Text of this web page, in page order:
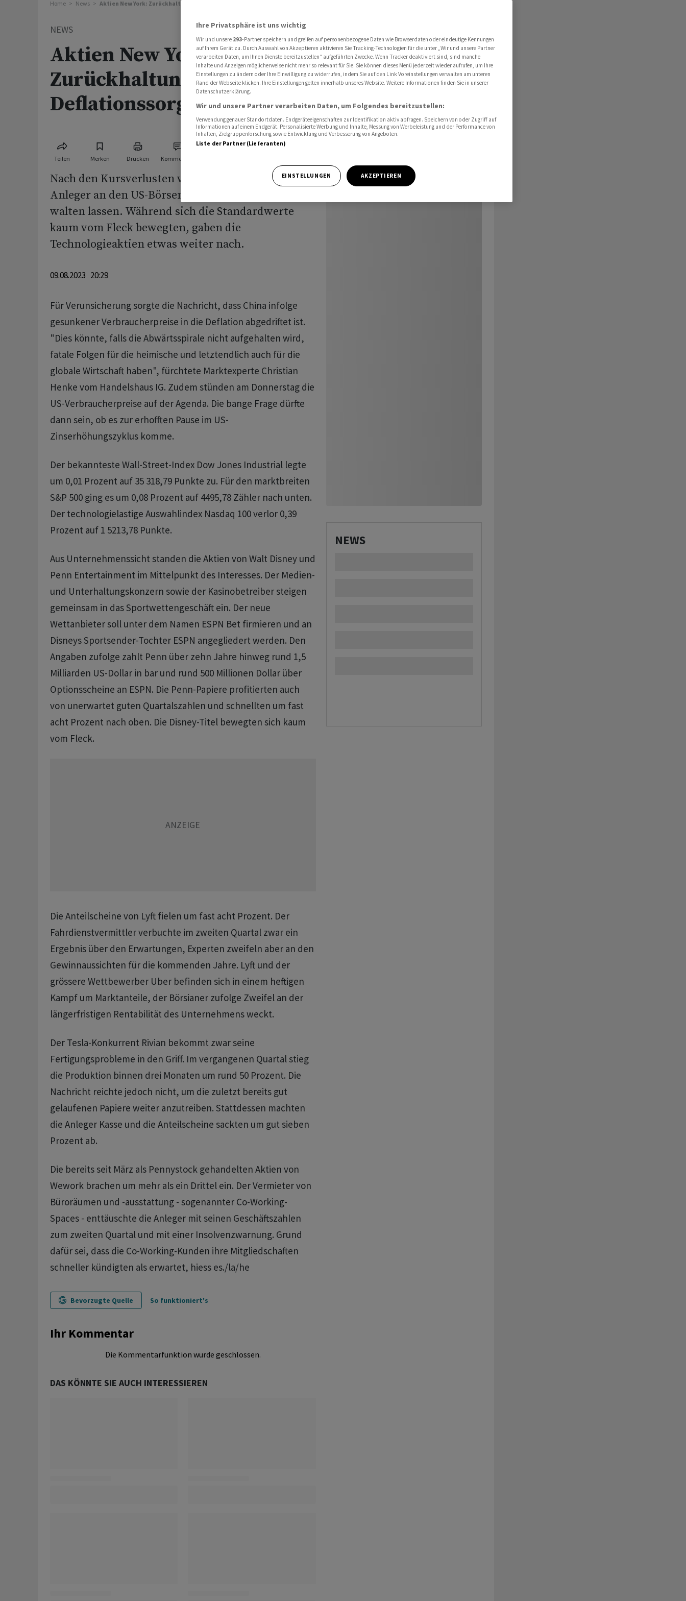
Home News Aktien New York: Zurückhaltung wegen Deflationssorgen in China
NEWS
Aktien New York:
Zurückhaltung wegen
Deflationssorgen in China
Teilen Merken Drucken Kommentare
Nach den Kursverlusten vom Vortag haben die
Anleger an den US-Börsen am Mittwoch Vorsicht
walten lassen. Während sich die Standardwerte
kaum vom Fleck bewegten, gaben die
Technologieaktien etwas weiter nach.
09.08.2023 20:29
Für Verunsicherung sorgte die Nachricht, dass China infolge
gesunkener Verbraucherpreise in die Deflation abgedriftet ist.
"Dies könnte, falls die Abwärtsspirale nicht aufgehalten wird,
fatale Folgen für die heimische und letztendlich auch für die
globale Wirtschaft haben", fürchtete Marktexperte Christian
Henke vom Handelshaus IG. Zudem stünden am Donnerstag die
US-Verbraucherpreise auf der Agenda. Die bange Frage dürfte
dann sein, ob es zur erhofften Pause im US-
Zinserhöhungszyklus komme.
Der bekannteste Wall-Street-Index Dow Jones Industrial legte
um 0,01 Prozent auf 35 318,79 Punkte zu. Für den marktbreiten
S&P 500 ging es um 0,08 Prozent auf 4495,78 Zähler nach unten.
Der technologielastige Auswahlindex Nasdaq 100 verlor 0,39
Prozent auf 1 5213,78 Punkte.
Aus Unternehmenssicht standen die Aktien von Walt Disney und
Penn Entertainment im Mittelpunkt des Interesses. Der Medien-
und Unterhaltungskonzern sowie der Kasinobetreiber steigen
gemeinsam in das Sportwettengeschäft ein. Der neue
Wettanbieter soll unter dem Namen ESPN Bet firmieren und an
Disneys Sportsender-Tochter ESPN angegliedert werden. Den
Angaben zufolge zahlt Penn über zehn Jahre hinweg rund 1,5
Milliarden US-Dollar in bar und rund 500 Millionen Dollar über
Optionsscheine an ESPN. Die Penn-Papiere profitierten auch
von unerwartet guten Quartalszahlen und schnellten um fast
acht Prozent nach oben. Die Disney-Titel bewegten sich kaum
vom Fleck.
Die Anteilscheine von Lyft fielen um fast acht Prozent. Der
Fahrdienstvermittler verbuchte im zweiten Quartal zwar ein
Ergebnis über den Erwartungen, Experten zweifeln aber an den
Gewinnaussichten für die kommenden Jahre. Lyft und der
grössere Wettbewerber Uber befinden sich in einem heftigen
Kampf um Marktanteile, der Börsianer zufolge Zweifel an der
längerfristigen Rentabilität des Unternehmens weckt.
Der Tesla-Konkurrent Rivian bekommt zwar seine
Fertigungsprobleme in den Griff. Im vergangenen Quartal stieg
die Produktion binnen drei Monaten um rund 50 Prozent. Die
Nachricht reichte jedoch nicht, um die zuletzt bereits gut
gelaufenen Papiere weiter anzutreiben. Stattdessen machten
die Anleger Kasse und die Anteilscheine sackten um gut sieben
Prozent ab.
Die bereits seit März als Pennystock gehandelten Aktien von
Wework brachen um mehr als ein Drittel ein. Der Vermieter von
Büroräumen und -ausstattung - sogenannter Co-Working-
Spaces - enttäuschte die Anleger mit seinen Geschäftszahlen
zum zweiten Quartal und mit einer Insolvenzwarnung. Grund
dafür sei, dass die Co-Working-Kunden ihre Mitgliedschaften
schneller kündigten als erwartet, hiess es./la/he
Bevorzugte Quelle So funktioniert's
Ihr Kommentar
Die Kommentarfunktion wurde geschlossen.
DAS KÖNNTE SIE AUCH INTERESSIEREN
NEWS
Ihre Privatsphäre ist uns wichtig
Wir und unsere 293-Partner speichern und greifen auf personenbezogene Daten wie Browserdaten oder eindeutige Kennungen
auf Ihrem Gerät zu. Durch Auswahl von Akzeptieren aktivieren Sie Tracking-Technologien für die unter „Wir und unsere Partner
verarbeiten Daten, um Ihnen Dienste bereitzustellen“ aufgeführten Zwecke. Wenn Tracker deaktiviert sind, sind manche
Inhalte und Anzeigen möglicherweise nicht mehr so relevant für Sie. Sie können dieses Menü jederzeit wieder aufrufen, um Ihre
Einstellungen zu ändern oder Ihre Einwilligung zu widerrufen, indem Sie auf den Link Voreinstellungen verwalten am unteren
Rand der Webseite klicken. Ihre Einstellungen gelten innerhalb unseres Website. Weitere Informationen finden Sie in unserer
Datenschutzerklärung.
Wir und unsere Partner verarbeiten Daten, um Folgendes bereitzustellen:
Verwendung genauer Standortdaten. Endgeräteeigenschaften zur Identifikation aktiv abfragen. Speichern von oder Zugriff auf
Informationen auf einem Endgerät. Personalisierte Werbung und Inhalte, Messung von Werbeleistung und der Performance von
Inhalten, Zielgruppenforschung sowie Entwicklung und Verbesserung von Angeboten.
Liste der Partner (Lieferanten)
EINSTELLUNGEN AKZEPTIEREN